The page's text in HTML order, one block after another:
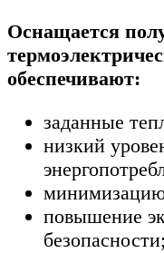
Оснащается
обеспечивают:
заданные
низкий
минимизацию
повышение
безопасности;